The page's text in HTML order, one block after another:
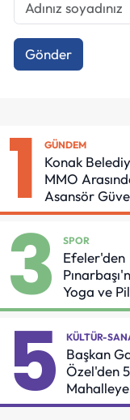
Gönder
1 GÜNDEM
Konak
MMO
Asansör
İçin Önemli
3 SPOR
Efeler'den
Yoga ve
Buluşması
5 KÜLTÜR-
Başkan
Özel'den
Mahalleye
Şenliği